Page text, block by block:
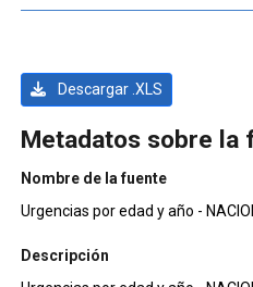
Descargar .XLS
Metadatos sobre la
Nombre de la fuente
Urgencias por edad y año -
Descripción